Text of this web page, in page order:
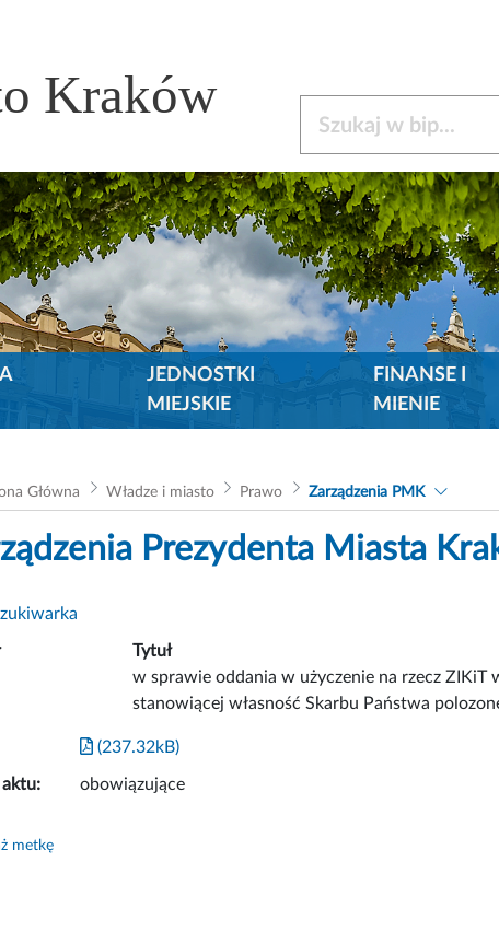
Kraków
JEDNOSTKI
MIEJSKIE
FINANSE I
MIENIE
Główna Władze i miasto Prawo Zarządzenia PMK
Prezydenta Miasta
Tytuł
w sprawie oddania w użyczenie na rzecz ZIKiT
stanowiącej własność Skarbu Państwa
(237.32kB)
obowiązujące
metkę